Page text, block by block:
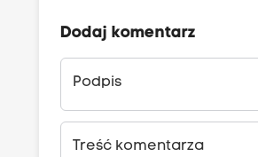
Dodaj komentarz
Podpis
Treść komentarza